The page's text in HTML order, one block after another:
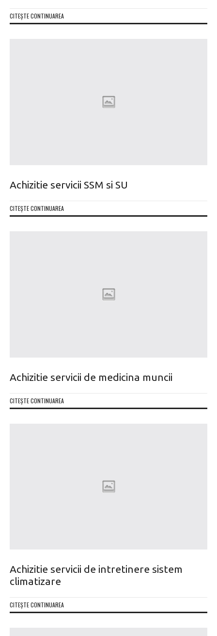
CITEȘTE CONTINUAREA
Achizitie servicii SSM si SU
CITEȘTE CONTINUAREA
Achizitie servicii de medicina muncii
CITEȘTE CONTINUAREA
Achizitie servicii de intretinere sistem
climatizare
CITEȘTE CONTINUAREA